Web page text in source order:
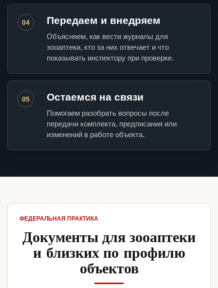
04 Передаем и внедряем
Объясняем, как вести журналы для
зооаптеки, кто за них отвечает и что
показывать инспектору при проверке.
05 Остаемся на связи
Помогаем разобрать вопросы после
передачи комплекта, предписания или
изменений в работе объекта.
ФЕДЕРАЛЬНАЯ ПРАКТИКА
Документы для зооаптеки
и близких по профилю
объектов